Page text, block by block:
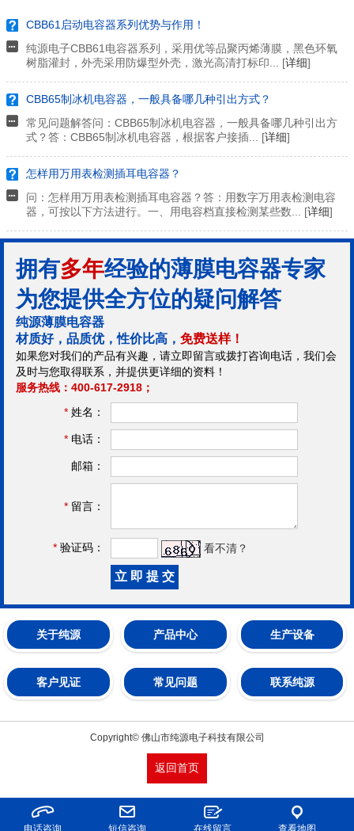
CBB61启动电容器系列优势与作用！
纯源电子CBB61电容器系列，采用优等品聚丙烯薄膜，黑色环氧
树脂灌封，外壳采用防爆型外壳，激光高清打标印... [详细]
CBB65制冰机电容器，一般具备哪几种引出方式？
常见问题解答问：CBB65制冰机电容器，一般具备哪几种引出方
式？答：CBB65制冰机电容器，根据客户接插... [详细]
怎样用万用表检测插耳电容器？
问：怎样用万用表检测插耳电容器？答：用数字万用表检测电容
器，可按以下方法进行。一、用电容档直接检测某些数... [详细]
拥有多年经验的薄膜电容器专家
为您提供全方位的疑问解答
纯源薄膜电容器
材质好，品质优，性价比高， 免费送样！
如果您对我们的产品有兴趣，请立即留言或拨打咨询电话，我们会
及时与您取得联系，并提供更详细的资料！
服务热线：400-617-2918；
* 姓名：
* 电话：
邮箱：
* 留言：
* 验证码： 看不清？
关于纯源 产品中心 生产设备
客户见证 常见问题 联系纯源
Copyright© 佛山市纯源电子科技有限公司
返回首页
电话咨询 短信咨询 在线留言 查看地图